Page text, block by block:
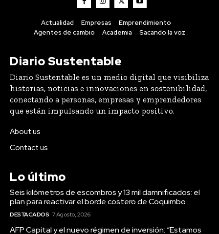
Actualidad Empresas
Emprendimiento
Agentes de cambio
Academia Sacando la voz
Diario Sustentable
Diario Sustentable es un medio digital que visibiliza
historias, noticias e innovaciones en sostenibilidad,
conectando a personas, empresas y emprendedores
que están impulsando un impacto positivo.
About us
Contact us
Lo último
Seis kilómetros de escombros y 13 mil damnificados: el
plan para reactivar el borde costero de Coquimbo
DESTACADOS 7 Agosto, 2026
AFP Capital y el nuevo régimen de inversión: “Estamos